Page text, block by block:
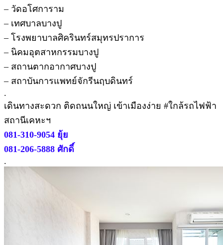
– วัดอโศการาม
– เทศบาลบางปู
– โรงพยาบาลศิครินทร์สมุทรปราการ
– นิคมอุตสาหกรรมบางปู
– สถานตากอากาศบางปู
– สถาบันการแพทย์จักรีนฤบดินทร์
.
เดินทางสะดวก ติดถนนใหญ่ เข้าเมืองง่าย #ใกล้รถไฟฟ้า
สถานีเคหะฯ
081-310-9054 ยุ้ย
081-206-5888 ศักดิ์
.